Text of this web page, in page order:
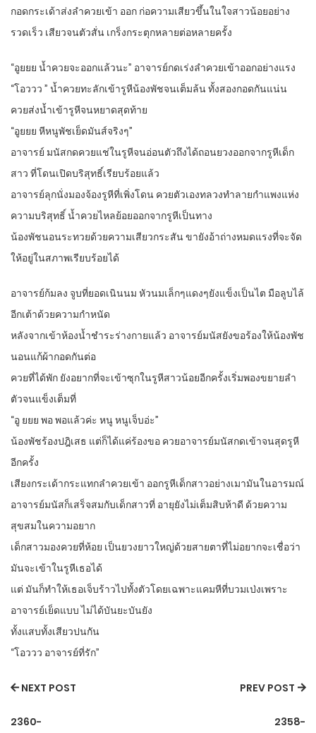
กอดกระเด้าส่งลำควยเข้า ออก ก่อความเสียวขึ้นในใจสาวน้อยอย่าง
รวดเร็ว เสียวจนตัวสั่น เกร็งกระตุกหลายต่อหลายครั้ง
“อูยยย น้ำควยจะออกแล้วนะ” อาจารย์กดเร่งลำควยเข้าออกอย่างแรง
“โอววว ” น้ำควยทะลักเข้ารูหีน้องพัชจนเต็มล้น ทั้งสองกอดกันแน่น
ควยส่งน้ำเข้ารูหีจนหยาดสุดท้าย
“อูยยย หีหนูพัชเย็ดมันส์จริงๆ”
อาจารย์ มนัสกดควยแช่ในรูหีจนอ่อนตัวถึงได้ถอนยวงออกจากรูหีเด็ก
สาว ที่โดนเปิดบริสุทธิ์เรียบร้อยแล้ว
อาจารย์ลุกนั่งมองจ้องรูหีที่เพิ่งโดน ควยตัวเองทลวงทำลายกำแพงแห่ง
ความบริสุทธิ์ น้ำควยไหลย้อยออกจากรูหีเป็นทาง
น้องพัชนอนระทวยด้วยความเสียวกระสัน ขายังอ้าถ่างหมดแรงที่จะจัด
ให้อยู่ในสภาพเรียบร้อยได้
อาจารย์ก้มลง จูบที่ยอดเนินนม หัวนมเล็กๆแดงๆยังแข็งเป็นไต มือลูบไล้
อีกเต้าด้วยความกำหนัด
หลังจากเข้าห้องน้ำชำระร่างกายแล้ว อาจารย์มนัสยังขอร้องให้น้องพัช
นอนแก้ผ้ากอดกันต่อ
ควยที่ได้พัก ยังอยากที่จะเข้าซุกในรูหีสาวน้อยอีกครั้งเริ่มพองขยายลำ
ตัวจนแข็งเต็มที่
“อู ยยย พอ พอแล้วค่ะ หนู หนูเจ็บอ่ะ”
น้องพัชร้องปฎิเสธ แต่ก็ได้แค่ร้องขอ ควยอาจารย์มนัสกดเข้าจนสุดรูหี
อีกครั้ง
เสียงกระเด้ากระแทกลำควยเข้า ออกรูหีเด็กสาวอย่างเมามันในอารมณ์
อาจารย์มนัสก็เสร็จสมกับเด็กสาวที่ อายุยังไม่เต็มสิบห้าดี ด้วยความ
สุขสมในความอยาก
เด็กสาวมองควยที่ห้อย เป็นยวงยาวใหญ่ด้วยสายตาที่ไม่อยากจะเชื่อว่า
มันจะเข้าในรูหีเธอได้
แต่ มันก็ทำให้เธอเจ็บร้าวไปทั้งตัวโดยเฉพาะแคมหีที่บวมเป่งเพราะ
อาจารย์เย็ดแบบ ไม่ได้บันยะบันยัง
ทั้งแสบทั้งเสียวปนกัน
“โอววว อาจารย์ที่รัก”
NEXT POST
2360-
PREV POST
2358-